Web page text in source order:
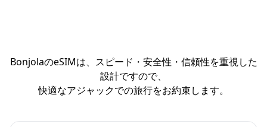
BonjolaのeSIMは、スピード・安全性・信頼性を重視した
設計ですので、
快適なアジャックでの旅行をお約束します。